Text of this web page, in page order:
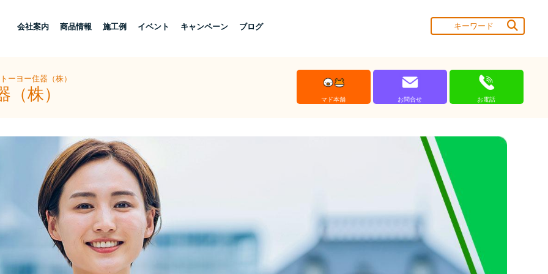
会社案内 商品情報 施工例 イベント キャンペーン ブログ
ーヨー住器（株）
株） マド本舗 お問合せ お電話